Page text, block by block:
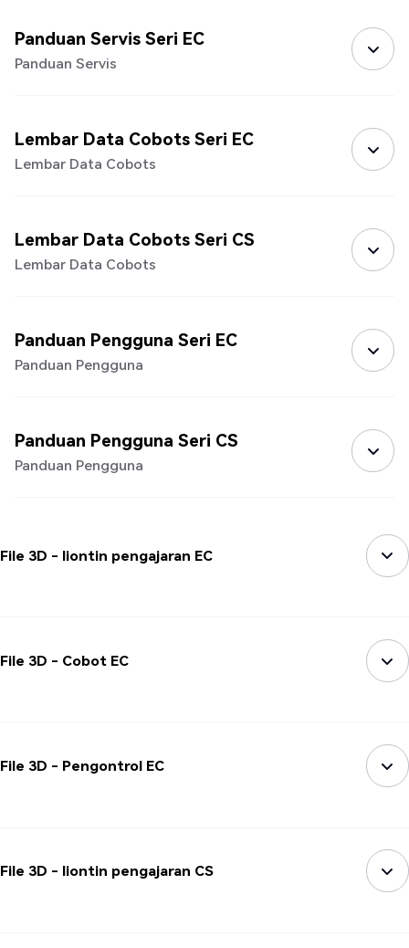
Panduan Servis Seri EC
Panduan Servis
Lembar Data Cobots Seri EC
Lembar Data Cobots
Lembar Data Cobots Seri CS
Lembar Data Cobots
Panduan Pengguna Seri EC
Panduan Pengguna
Panduan Pengguna Seri CS
Panduan Pengguna
File 3D - liontin pengajaran EC
File 3D - Cobot EC
File 3D - Pengontrol EC
File 3D - liontin pengajaran CS